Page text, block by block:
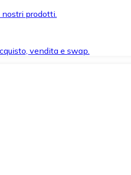
prodotti.
vendita e swap.